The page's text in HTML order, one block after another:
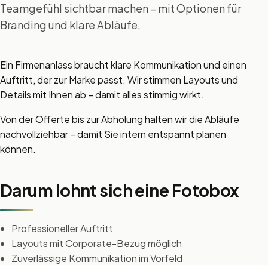
Teamgefühl sichtbar machen – mit Optionen für
Branding und klare Abläufe.
Ein Firmenanlass braucht klare Kommunikation und einen
Auftritt, der zur Marke passt. Wir stimmen Layouts und
Details mit Ihnen ab – damit alles stimmig wirkt.
Von der Offerte bis zur Abholung halten wir die Abläufe
nachvollziehbar – damit Sie intern entspannt planen
können.
Darum lohnt sich eine Fotobox
Professioneller Auftritt
Layouts mit Corporate-Bezug möglich
Zuverlässige Kommunikation im Vorfeld